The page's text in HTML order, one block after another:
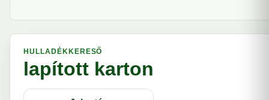
HULLADÉKKERESŐ
lapított karton